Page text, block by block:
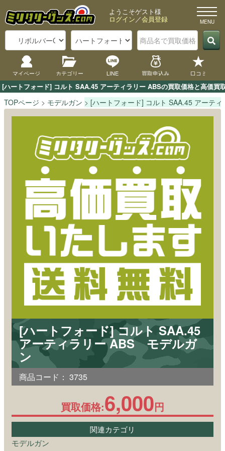
[ハートフォード] コルト SAA.45 アーティラリー ABSの買取価格と高価
ようこそゲスト様
ログイン／会員登録
マイページ カテゴリー LINE 買取申込み 口コミ
TOPページ モデルガン [ハートフォード] コルト SAA.45 アーティ
[ハートフォード] コルト SAA.45
アーティラリー ABS モデルガ
ン
商品コード： 3735
買取価格:6,000円
関連カテゴリ
モデルガン